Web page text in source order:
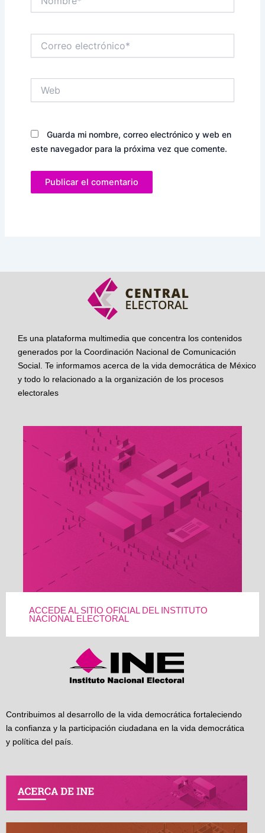
electrónico*
Guarda mi nombre, correo electrónico y web en
este navegador para la próxima vez que comente.
Es una plataforma multimedia que concentra los contenidos
generados por la Coordinación Nacional de Comunicación
Social. Te informamos acerca de la vida democrática de México
y todo lo relacionado a la organización de los procesos
electorales
ACCEDE AL SITIO OFICIAL DEL INSTITUTO
NACIONAL ELECTORAL
Contribuimos al desarrollo de la vida democrática fortaleciendo
la confianza y la participación ciudadana en la vida democrática
y política del país.